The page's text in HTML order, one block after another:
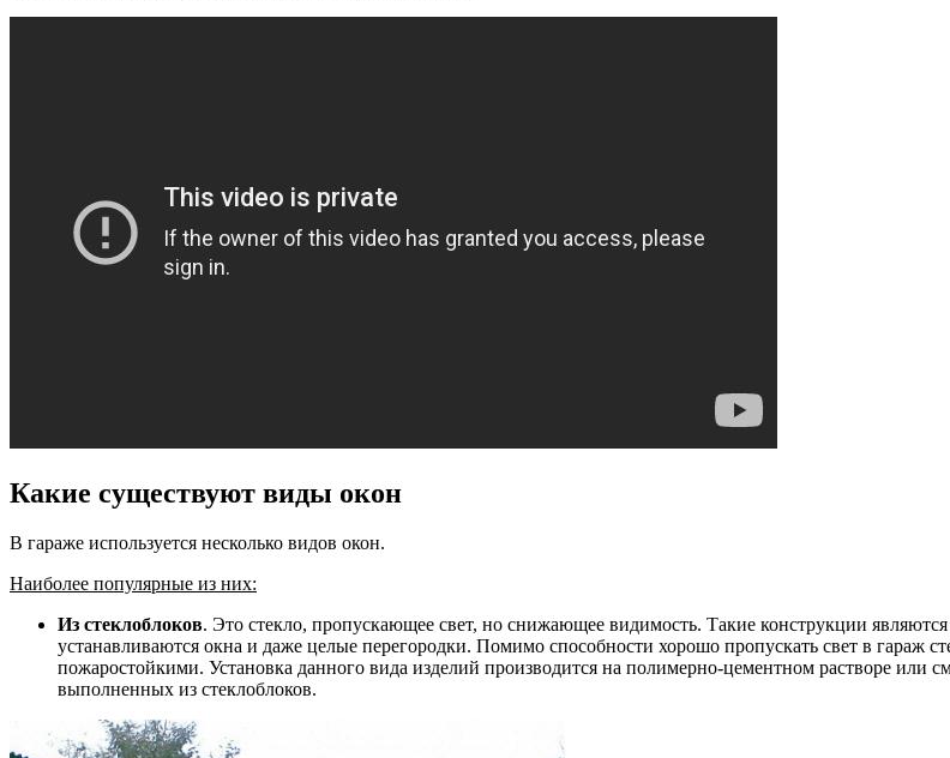
Какие существуют виды окон
В гараже используется несколько видов окон.
Наиболее популярные из них:
Из стеклоблоков. Это стекло, пропускающее свет, но снижающее видимость. Такие конструкции
устанавливаются окна и даже целые перегородки. Помимо способности хорошо пропускать свет в гараж
пожаростойкими. Установка данного вида изделий производится на полимерно-цементном растворе или
выполненных из стеклоблоков.